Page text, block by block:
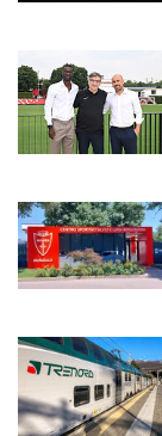
Eventi